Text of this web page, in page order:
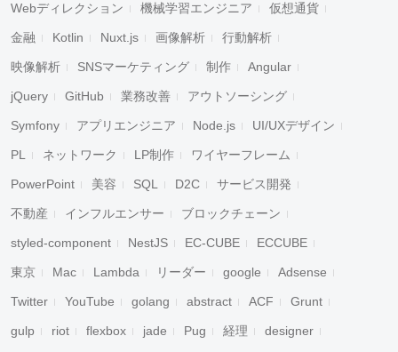
Webディレクション 機械学習エンジニア 仮想通貨
金融 Kotlin Nuxt.js 画像解析 行動解析
映像解析 SNSマーケティング 制作 Angular
jQuery GitHub 業務改善 アウトソーシング
Symfony アプリエンジニア Node.js UI/UXデザイン
PL ネットワーク LP制作 ワイヤーフレーム
PowerPoint 美容 SQL D2C サービス開発
不動産 インフルエンサー ブロックチェーン
styled-component NestJS EC-CUBE ECCUBE
東京 Mac Lambda リーダー google Adsense
Twitter YouTube golang abstract ACF Grunt
gulp riot flexbox jade Pug 経理 designer